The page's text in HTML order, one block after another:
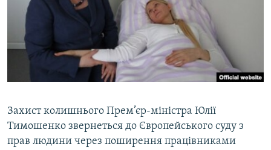
СПЕЦПРОЄКТИ
ПОДКАСТИ
РУС
УКР
КТАТ
Захист колишнього Прем’єр-міністра Юлії
Тимошенко звернеться до Європейського суду з
прав людини через поширення працівниками